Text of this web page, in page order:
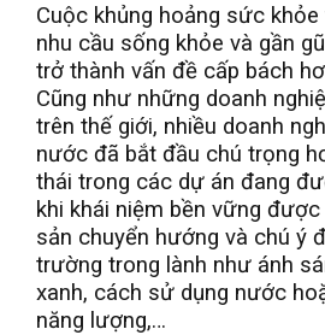
Cuộc khủng hoảng sức
nhu cầu sống khỏe và gần
trở thành vấn đề cấp bách
Cũng như những doanh
trên thế giới, nhiều doanh
nước đã bắt đầu chú trọng
thái trong các dự án đang
khi khái niệm bền vững
sản chuyển hướng và chú ý
trường trong lành như ánh
xanh, cách sử dụng nước
năng lượng,…